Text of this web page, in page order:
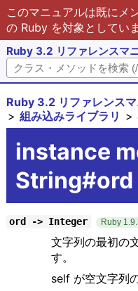
このマニュアルは既にメ
の Ruby を対象としてい
Ruby 3.2 リファレンスマ
Ruby 3.2 リファレンス
組み込みライブラリ
instance
String#ord
ord -> Integer Ruby
文字列の最初の
す。
self が空文字列